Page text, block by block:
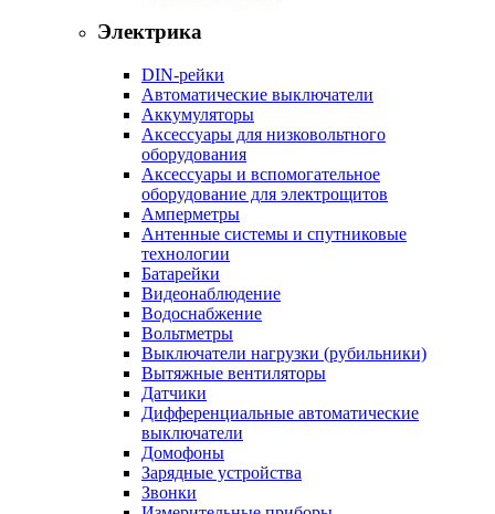
Электрика
DIN-рейки
Автоматические выключатели
Аккумуляторы
Аксессуары для низковольтного
оборудования
Аксессуары и вспомогательное
оборудование для электрощитов
Амперметры
Антенные системы и спутниковые
технологии
Батарейки
Видеонаблюдение
Водоснабжение
Вольтметры
Выключатели нагрузки (рубильники)
Вытяжные вентиляторы
Датчики
Дифференциальные автоматические
выключатели
Домофоны
Зарядные устройства
Звонки